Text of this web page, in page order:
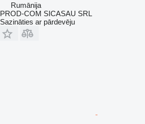
Rumānija
PROD-COM SICASAU SRL
Sazināties ar pārdevēju